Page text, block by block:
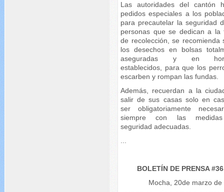
Las autoridades del cantón
pedidos especiales a los
para precautelar la seguridad
personas que se dedican a la
de recolección, se recomienda
los desechos en bolsas
aseguradas y en
establecidos, para que los
escarben y rompan las fundas.
Además, recuerdan a la
salir de sus casas solo en
ser obligatoriamente
siempre con las
seguridad adecuadas.
BOLETÍN DE PRENSA #36
Mocha, 20de marzo de